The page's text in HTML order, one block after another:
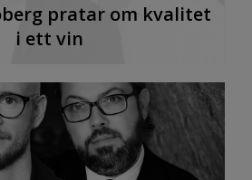
pratar om kvalitet
i ett vin